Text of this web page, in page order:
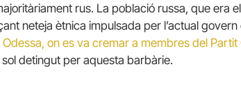
rus. La població russa, que era
neteja ètnica impulsada per l’actual
on es va cremar a membres del
detingut per aquesta barbàrie.